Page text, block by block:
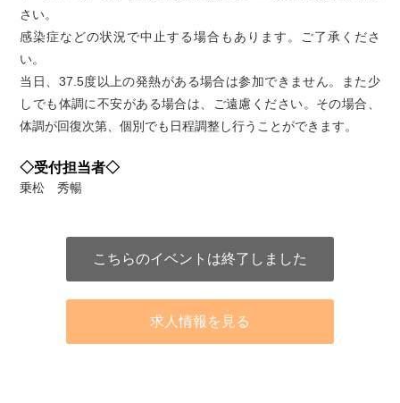
さい。
感染症などの状況で中止する場合もあります。ご了承くださ
い。
当日、37.5度以上の発熱がある場合は参加できません。また少
しでも体調に不安がある場合は、ご遠慮ください。その場合、
体調が回復次第、個別でも日程調整し行うことができます。
◇受付担当者◇
乗松 秀暢
こちらのイベントは終了しました
求人情報を見る